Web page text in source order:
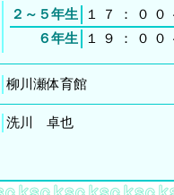
２～５年生 １ ７ ： ０ ０
６年生
１ ９ ： ０ ０
柳川瀬体育館
洗川 卓也